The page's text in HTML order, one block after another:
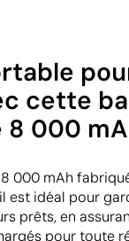
cette
8 000
000 mAh
est idéal pour
prêts, en
pour toute